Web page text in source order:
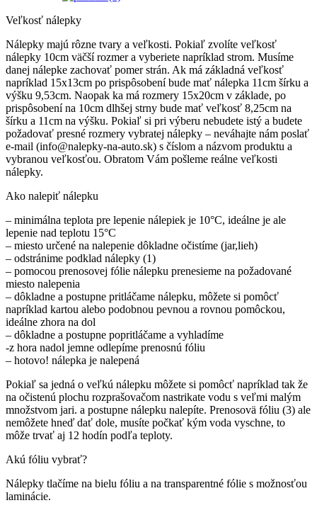
Veľkosť nálepky
Nálepky majú rôzne tvary a veľkosti. Pokiaľ zvolíte veľkosť
nálepky 10cm väčší rozmer a vyberiete napríklad strom. Musíme
danej nálepke zachovať pomer strán. Ak má základná veľkosť
napríklad 15x13cm po prispôsobení bude mať nálepka 11cm šírku a
výšku 9,53cm. Naopak ka má rozmery 15x20cm v základe, po
prispôsobení na 10cm dlhšej strny bude mať veľkosť 8,25cm na
šírku a 11cm na výšku. Pokiaľ si pri výberu nebudete istý a budete
požadovať presné rozmery vybratej nálepky – neváhajte nám poslať
e-mail (info@nalepky-na-auto.sk) s číslom a názvom produktu a
vybranou veľkosťou. Obratom Vám pošleme reálne veľkosti
nálepky.
Ako nalepiť nálepku
– minimálna teplota pre lepenie nálepiek je 10°C, ideálne je ale
lepenie nad teplotu 15°C
– miesto určené na nalepenie dôkladne očistíme (jar,lieh)
– odstránime podklad nálepky (1)
– pomocou prenosovej fólie nálepku prenesieme na požadované
miesto nalepenia
– dôkladne a postupne pritláčame nálepku, môžete si pomôcť
napríklad kartou alebo podobnou pevnou a rovnou pomôckou,
ideálne zhora na dol
– dôkladne a postupne popritláčame a vyhladíme
-z hora nadol jemne odlepíme prenosnú fóliu
– hotovo! nálepka je nalepená
Pokiaľ sa jedná o veľkú nálepku môžete si pomôcť napríklad tak že
na očistenú plochu rozprašovačom nastrikate vodu s veľmi malým
množstvom jari. a postupne nálepku nalepíte. Prenosovä fóliu (3) ale
nemôžete hneď dať dole, musíte počkať kým voda vyschne, to
môže trvať aj 12 hodín podľa teploty.
Akú fóliu vybrať?
Nálepky tlačíme na bielu fóliu a na transparentné fólie s možnosťou
laminácie.